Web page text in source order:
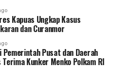
Kapuas Ungkap Kasus
dan Curanmor
Pusat dan Daerah
Terima Kunker Menko Polkam RI